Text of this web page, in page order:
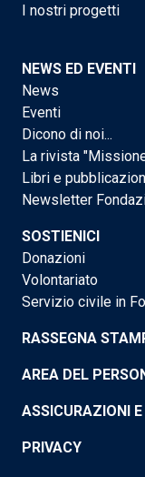
I nostri progetti
NEWS ED EVENTI
News
Eventi
Dicono di noi...
La rivista
Libri e
Newsletter
SOSTIENICI
Donazioni
Volontariato
Servizio civile in
RASSEGNA
AREA DEL
ASSICURAZIONI
PRIVACY